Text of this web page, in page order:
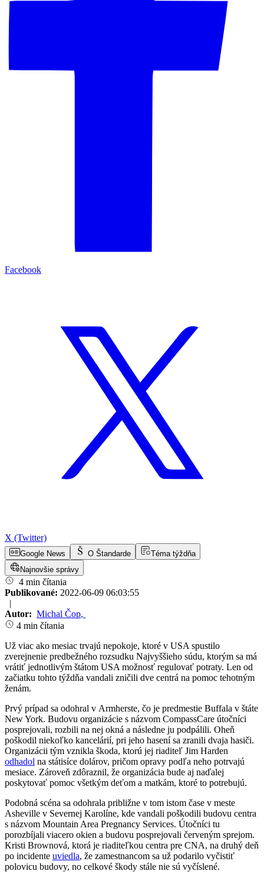
Facebook
X (Twitter)
Google News O Štandarde
Téma týždňa
Najnovšie správy
4 min čítania
Publikované: 2022-06-09 06:03:55
|
Autor: Michal Čop,
4 min čítania
Už viac ako mesiac trvajú nepokoje, ktoré v USA spustilo
zverejnenie predbežného rozsudku Najvyššieho súdu, ktorým sa má
vrátiť jednotlivým štátom USA možnosť regulovať potraty. Len od
začiatku tohto týždňa vandali zničili dve centrá na pomoc tehotným
ženám.
Prvý prípad sa odohral v Armherste, čo je predmestie Buffala v štáte
New York. Budovu organizácie s názvom CompassCare útočníci
posprejovali, rozbili na nej okná a následne ju podpálili. Oheň
poškodil niekoľko kancelárií, pri jeho hasení sa zranili dvaja hasiči.
Organizácii tým vznikla škoda, ktorú jej riaditeľ Jim Harden
odhadol na státisíce dolárov, pričom opravy podľa neho potrvajú
mesiace. Zároveň zdôraznil, že organizácia bude aj naďalej
poskytovať pomoc všetkým deťom a matkám, ktoré to potrebujú.
Podobná scéna sa odohrala približne v tom istom čase v meste
Asheville v Severnej Karolíne, kde vandali poškodili budovu centra
s názvom Mountain Area Pregnancy Services. Útočníci tu
porozbíjali viacero okien a budovu posprejovali červeným sprejom.
Kristi Brownová, ktorá je riaditeľkou centra pre CNA, na druhý deň
po incidente uviedla, že zamestnancom sa už podarilo vyčistiť
polovicu budovy, no celkové škody stále nie sú vyčíslené.